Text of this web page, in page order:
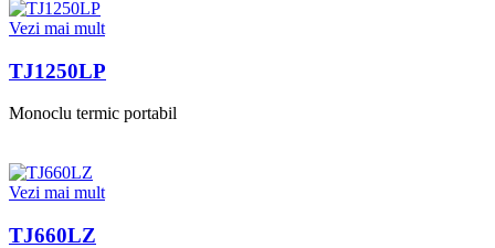
Vezi mai mult
TJ1250LP
Monoclu termic portabil
Vezi mai mult
TJ660LZ